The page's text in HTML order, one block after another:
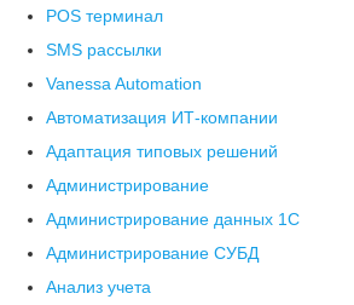
POS терминал
SMS рассылки
Vanessa Automation
Автоматизация ИТ-компании
Адаптация типовых решений
Администрирование
Администрирование данных 1С
Администрирование СУБД
Анализ учета